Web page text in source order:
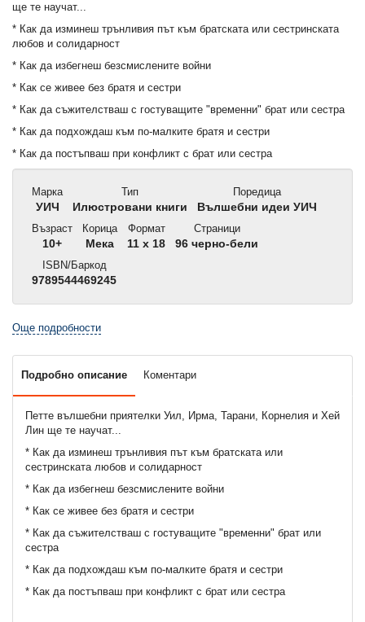
ще те научат...
* Как да изминеш трънливия път към братската или сестринската
любов и солидарност
* Как да избегнеш безсмислените войни
* Как се живее без братя и сестри
* Как да съжителстваш с гостуващите "временни" брат или сестра
* Как да подхождаш към по-малките братя и сестри
* Как да постъпваш при конфликт с брат или сестра
Марка
УИЧ
Тип
Илюстровани книги
Поредица
Вълшебни идеи УИЧ
Възраст
10+
Корица
Мека
Формат
11 x 18
Страници
96 черно-бели
ISBN/Баркод
9789544469245
Още подробности
Подробно описание Коментари
Петте вълшебни приятелки Уил, Ирма, Тарани, Корнелия и Хей
Лин ще те научат...
* Как да изминеш трънливия път към братската или
сестринската любов и солидарност
* Как да избегнеш безсмислените войни
* Как се живее без братя и сестри
* Как да съжителстваш с гостуващите "временни" брат или
сестра
* Как да подхождаш към по-малките братя и сестри
* Как да постъпваш при конфликт с брат или сестра